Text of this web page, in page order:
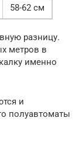
58-62 см
разницу.
метров в
именно
и
полуавтоматы